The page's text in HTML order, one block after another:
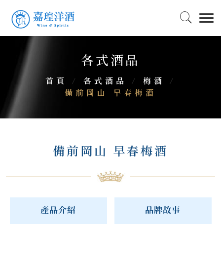
各式酒品
首頁 / 各式酒品 / 梅酒
/
備前岡山 早春梅酒
備前岡山 早春梅酒
產品介紹 品牌故事